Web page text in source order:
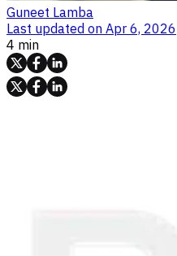
Guneet Lamba
Last updated on Apr 6, 2026
4 min